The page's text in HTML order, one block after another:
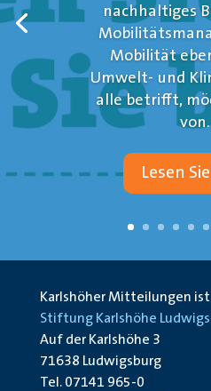
nachhaltiges
Mobilität
Umwelt- und
alle betrifft,
Lesen
Karlshöher Mitteilungen
Stiftung Karlshöhe
Auf der Karlshöhe 3
71638 Ludwigsburg
Tel. 07141 965-0